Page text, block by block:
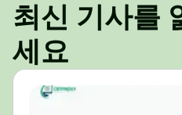
최신 기사를
세요